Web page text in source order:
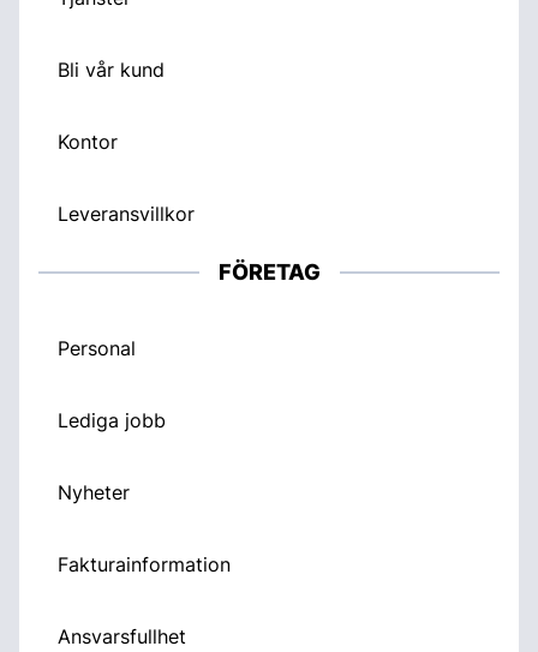
Bli vår kund
Kontor
Leveransvillkor
FÖRETAG
Personal
Lediga jobb
Nyheter
Fakturainformation
Ansvarsfullhet